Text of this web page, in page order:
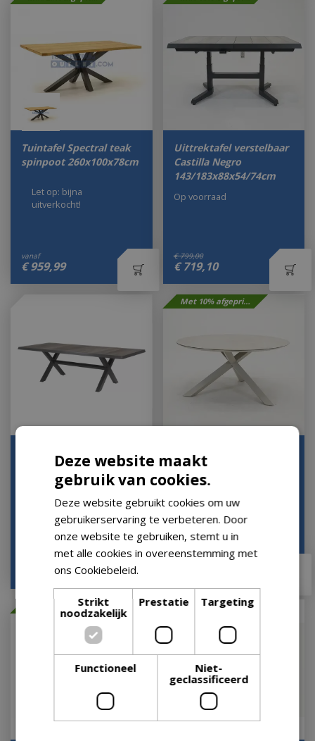
Tuintafel Spectral teak
spinpoot 260x100x78cm
vanaf
€ 959,99
Let op: bijna
uitverkocht!
Uittrektafel verstelbaar
Castilla Negro
143/183x88x54/74cm
€ 799,00
€ 719,10
Op voorraad
Tafel Castilla 2.0 Negro
Buiten Tuin met
kruispoot 243x103c…
00
69
Let op: bijna uitverkocht!
Met 10% afgeprijsd
Tuintafel Rotonda 150
cm crème
€ 499 ,00
Op voorraad
Met 10% afgeprijsd Met 20% afgeprijsd
Deze website maakt
gebruik van cookies.
Deze website gebruikt cookies om uw
gebruikerservaring te verbeteren. Door
onze website te gebruiken, stemt u in
met alle cookies in overeenstemming met
ons Cookiebeleid.
Strikt
noodzakelijk
Prestatie Targeting
Functioneel
Niet-
geclassificeerd